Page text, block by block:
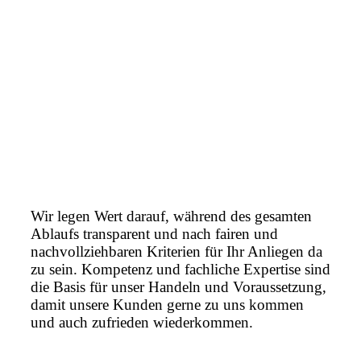
Wir legen Wert darauf, während des gesamten
Ablaufs transparent und nach fairen und
nachvollziehbaren Kriterien für Ihr Anliegen da
zu sein. Kompetenz und fachliche Expertise sind
die Basis für unser Handeln und Voraussetzung,
damit unsere Kunden gerne zu uns kommen
und auch zufrieden wiederkommen.